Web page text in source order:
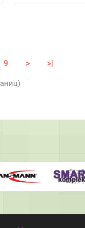
9 > >|